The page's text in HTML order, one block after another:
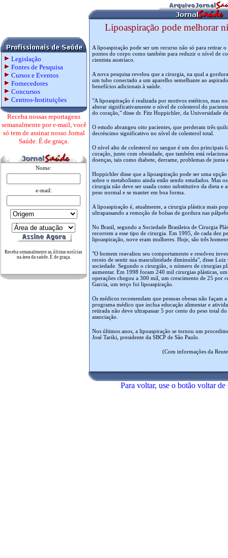
Legislação
Fontes de Pesquisa
Cursos e Eventos
Fornecedores
Concursos
Centros-Instituições
Receba nossas reportagens
semanalmente por e-mail, você
só tem de assinar nosso Jornal
Saúde. É de graça.
Nome:
e-mail:
Receba semanalmente as última notícias
na área da saúde. É de graça.
Lipoaspiração pode melhorar
A lipoaspiração pode ser um recurso não só para retirar o
pontos do corpo como também para reduzir o nível de
cientista austríaco.
A nova pesquisa revelou que a cirurgia, na qual a
um tubo conectado a um aparelho semelhante ao
benefícios adicionais à saúde.
"A lipoaspiração é realizada por motivos estéticos, mas
alterar significativamente o nível de colesterol do
do coração," disse dr. Fitz Hoppichler, da Universidade
O estudo abrangeu oito pacientes, que perderam três
decréscimo significativo no nível de colesterol total.
O nível alto de colesterol no sangue é um dos principais
coração, junto com obesidade, que também está
doenças, tais como diabete, derrame, problemas de junta
Hoppichler disse que a lipoaspiração pode ser uma opção
sobre o metabolismo ainda estão sendo estudados. Mas
cirurgia não deve ser usada como substitutivo da dieta e
peso normal e se manter em boa forma.
A lipoaspiração é, atualmente, a cirurgia plástica mais
ultrapassando a remoção de bolsas de gordura nas
No Brasil, segundo a Sociedade Brasileira de Cirurgia
recorrem a esse tipo de cirurgia. Em 1995, de cada dez
lipoaspiração, nove eram mulheres. Hoje, são três
"O homem reavaliou seu comportamento e resolveu
receio de sentir sua masculinidade diminuída", disse Luiz
sociedade. Segundo o cirurgião, o número de cirurgias
aumentar. Em 1998 foram 240 mil cirurgias plásticas,
operações chegou a 300 mil, um crescimento de 25 por
Garcia, um terço foi lipoaspiração.
Os médicos recomendam que pessoas obesas não façam
programa médico que inclua educação alimentar e
retirada não deve ultrapassar 5 por cento do peso total
associação.
Nos últimos anos, a lipoaspiração se tornou um
José Tariki, presidente da SBCP de São Paulo.
(Com informações da
Para voltar, use o botão voltar de